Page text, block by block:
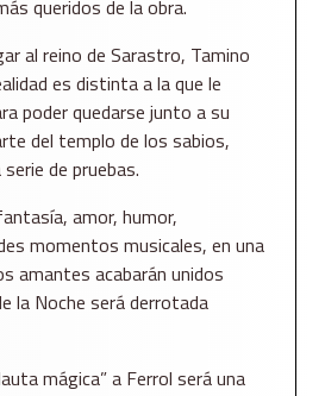
queridos de la obra.
al reino de Sarastro, Tamino
es distinta a la que le
poder quedarse junto a su
del templo de los sabios,
de pruebas.
amor, humor,
momentos musicales, en una
amantes acabarán unidos
la Noche será derrotada
mágica” a Ferrol será una